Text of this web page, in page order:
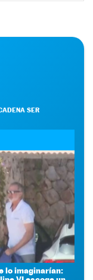
SER
lo imaginarían: